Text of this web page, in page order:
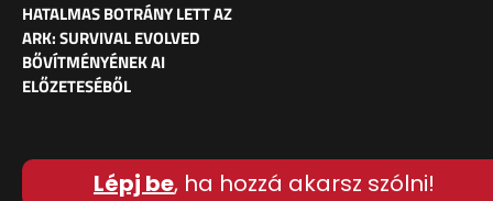
HATALMAS BOTRÁNY LETT AZ
ARK: SURVIVAL EVOLVED
BŐVÍTMÉNYÉNEK AI
ELŐZETESÉBŐL
Lépj be, ha hozzá akarsz szólni!